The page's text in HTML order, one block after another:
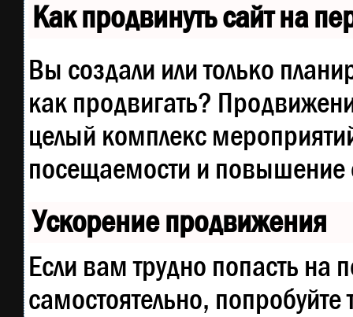
Как продвинуть сайт на
Вы создали или только
как продвигать?
целый комплекс
посещаемости и повышение
Ускорение продвижения
Если вам трудно попасть на
самостоятельно, попробуйте